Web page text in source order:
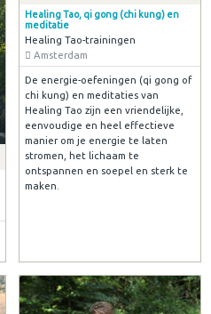
Healing Tao, qi gong (chi kung) en
meditatie
Healing Tao-trainingen
Amsterdam
De energie-oefeningen (qi gong of
chi kung) en meditaties van
Healing Tao zijn een vriendelijke,
eenvoudige en heel effectieve
manier om je energie te laten
stromen, het lichaam te
ontspannen en soepel en sterk te
maken.